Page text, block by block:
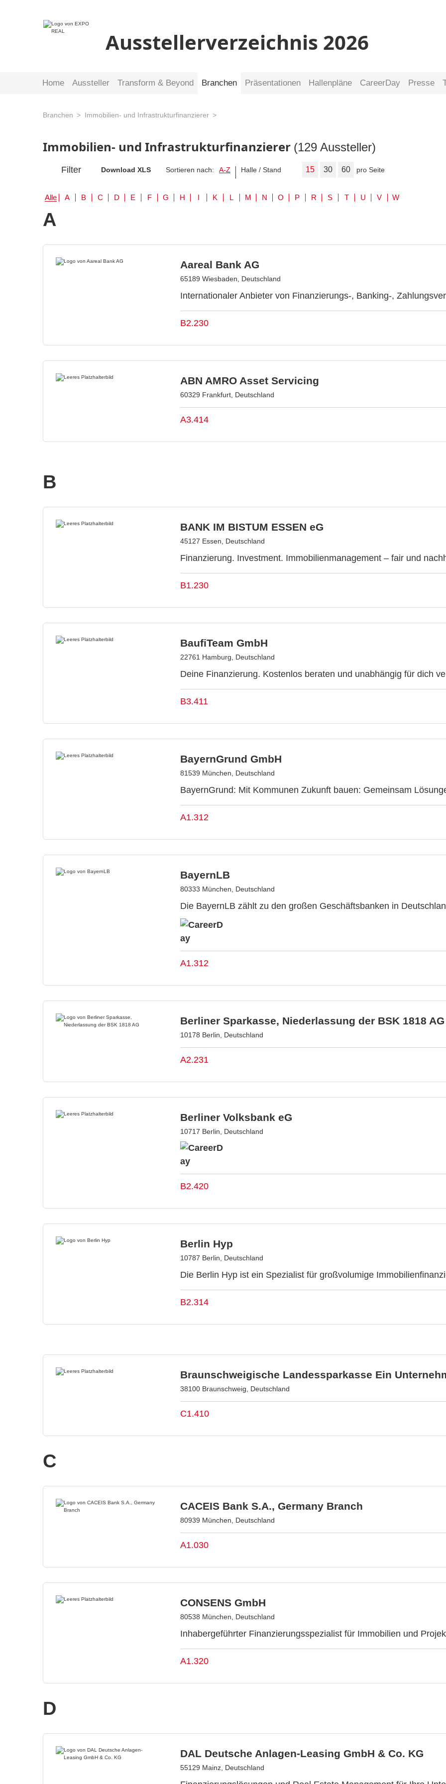
Ausstellerverzeichnis 2026
Home Aussteller Transform & Beyond Branchen Präsentationen Hallenpläne CareerDay Presse
Branchen Immobilien- und Infrastrukturfinanzierer
Immobilien- und Infrastrukturfinanzierer (129 Aussteller)
Filter Download XLS Sortieren nach: A-Z Halle / Stand 15 30 60 pro Seite
Alle A B C D E F G H I K L M N O P R S T U V W
A
Aareal Bank AG
65189 Wiesbaden, Deutschland
Internationaler Anbieter von Finanzierungs-, Banking-,
B2.230
ABN AMRO Asset Servicing
60329 Frankfurt, Deutschland
A3.414
B
BANK IM BISTUM ESSEN eG
45127 Essen, Deutschland
Finanzierung. Investment. Immobilienmanagement – fair und
B1.230
BaufiTeam GmbH
22761 Hamburg, Deutschland
Deine Finanzierung. Kostenlos beraten und unabhängig für dich
B3.411
BayernGrund GmbH
81539 München, Deutschland
BayernGrund: Mit Kommunen Zukunft bauen: Gemeinsam
A1.312
BayernLB
80333 München, Deutschland
Die BayernLB zählt zu den großen Geschäftsbanken in
A1.312
Berliner Sparkasse, Niederlassung der BSK 1818 AG
10178 Berlin, Deutschland
A2.231
Berliner Volksbank eG
10717 Berlin, Deutschland
B2.420
Berlin Hyp
10787 Berlin, Deutschland
Die Berlin Hyp ist ein Spezialist für großvolumige
B2.314
Braunschweigische Landessparkasse Ein
38100 Braunschweig, Deutschland
C1.410
C
CACEIS Bank S.A., Germany Branch
80939 München, Deutschland
A1.030
CONSENS GmbH
80538 München, Deutschland
Inhabergeführter Finanzierungsspezialist für Immobilien und
A1.320
D
DAL Deutsche Anlagen-Leasing GmbH & Co. KG
55129 Mainz, Deutschland